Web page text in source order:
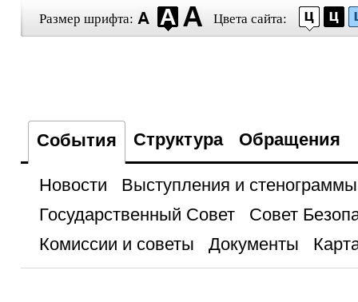
Размер шрифта: Цвета сайта:
События Структура Обращения
Новости
Выступления и стенограммы
Государственный Совет
Совет
Комиссии и советы
Документы